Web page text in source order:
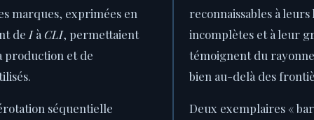
marques, exprimées en
de Ià CLI, permettaient
production et de
séquentielle
reconnaissables à
incomplètes et à leur
témoignent du
bien au-delà des
Deux exemplaires «